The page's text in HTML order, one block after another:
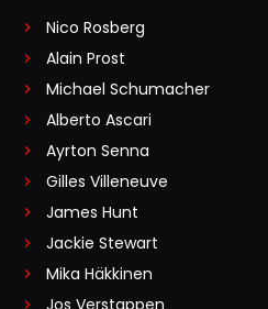
Nico Rosberg
Alain Prost
Michael Schumacher
Alberto Ascari
Ayrton Senna
Gilles Villeneuve
James Hunt
Jackie Stewart
Mika Häkkinen